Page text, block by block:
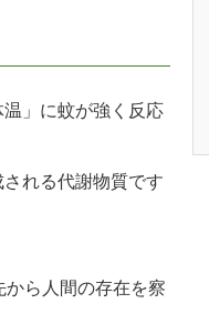
」に蚊が強く反応
れる代謝物質です
ら人間の存在を察